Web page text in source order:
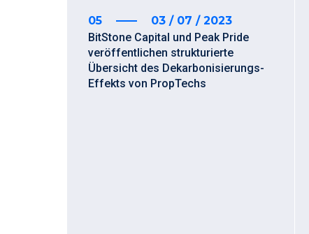
05
03 / 07 / 2023
BitStone Capital und Peak Pride
veröffentlichen strukturierte
Übersicht des Dekarbonisierungs-
Effekts von PropTechs